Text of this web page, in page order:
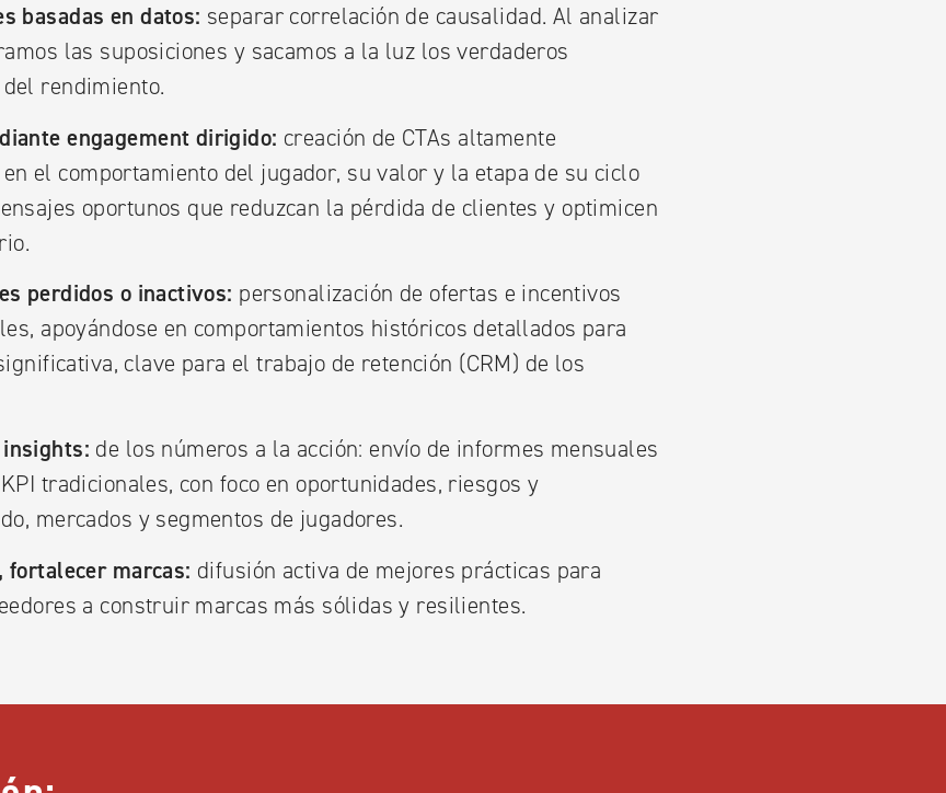
basadas en datos: separar correlación de causalidad. Al analizar
las suposiciones y sacamos a la luz los verdaderos
rendimiento.
engagement dirigido: creación de CTAs altamente
el comportamiento del jugador, su valor y la etapa de su ciclo
oportunos que reduzcan la pérdida de clientes y optimicen
perdidos o inactivos: personalización de ofertas e incentivos
apoyándose en comportamientos históricos detallados para
clave para el trabajo de retención (CRM) de los
insights: de los números a la acción: envío de informes mensuales
tradicionales, con foco en oportunidades, riesgos y
mercados y segmentos de jugadores.
fortalecer marcas: difusión activa de mejores prácticas para
a construir marcas más sólidas y resilientes.